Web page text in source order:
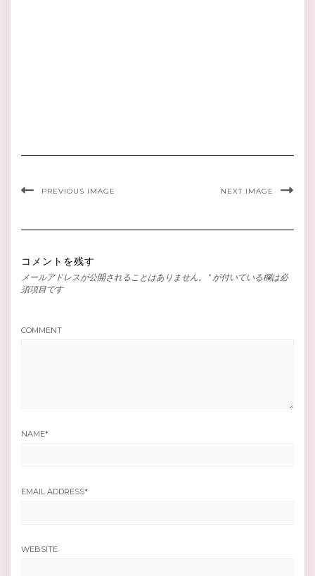
PREVIOUS IMAGE NEXT IMAGE
コメントを残す
メールアドレスが公開されることはありません。 * が付いている欄は必
須項目です
COMMENT
NAME*
EMAIL ADDRESS*
WEBSITE